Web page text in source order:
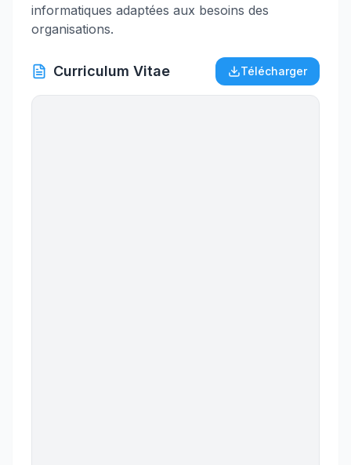
informatiques adaptées aux besoins des
organisations.
Curriculum Vitae Télécharger